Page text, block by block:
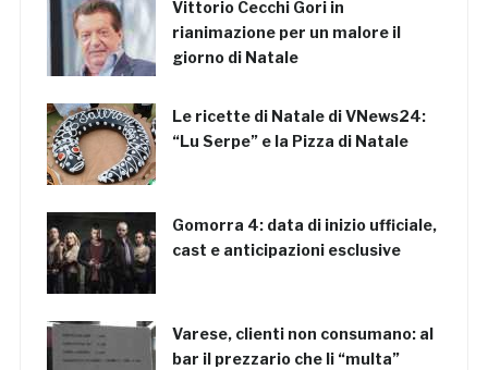
Vittorio Cecchi Gori in
rianimazione per un malore il
giorno di Natale
Le ricette di Natale di VNews24:
“Lu Serpe” e la Pizza di Natale
Gomorra 4: data di inizio ufficiale,
cast e anticipazioni esclusive
Varese, clienti non consumano: al
bar il prezzario che li “multa”